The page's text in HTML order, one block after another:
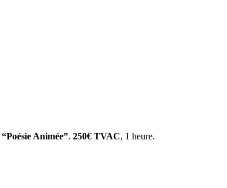
“Poésie Animée”. 250€ TVAC, 1 heure.